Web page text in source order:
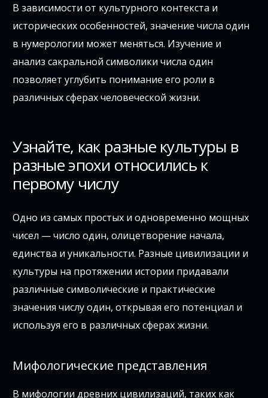
В зависимости от культурного контекста и
исторических особенностей, значение числа один
в нумерологии может меняться. Изучение и
анализ сакральной символики числа один
позволяет углубить понимание его роли в
различных сферах человеческой жизни.
Узнайте, как разные культуры в
разные эпохи относились к
первому числу
Одно из самых простых и одновременно мощных
чисел — число один, олицетворение начала,
единства и уникальности. Разные цивилизации и
культуры на протяжении истории придавали
различные символические и практические
значения числу один, открывая его потенциал и
используя его в различных сферах жизни.
Мифологические представления
В мифологии древних цивилизаций, таких как